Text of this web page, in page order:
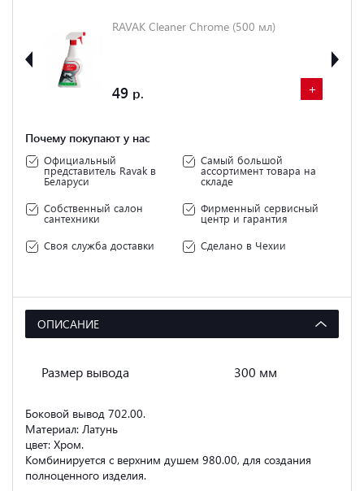
RAVAK Cleaner Chrome (500 мл)
49 +
Почему покупают у нас
Официальный
представитель Ravak в
Беларуси
Самый большой
ассортимент товара на
складе
Собственный салон
сантехники
Фирменный сервисный
центр и гарантия
Своя служба доставки
Сделано в Чехии
ОПИСАНИЕ
Размер вывода 300 мм
Боковой вывод 702.00.
Материал: Латунь
цвет: Хром.
Комбинируется с верхним душем 980.00, для создания
полноценного изделия.